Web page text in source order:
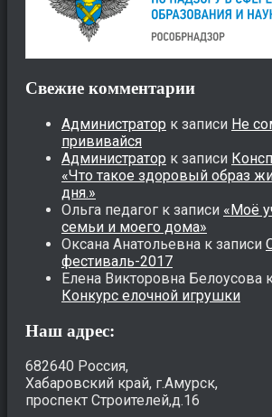
Свежие комментарии
Администратор к записи Не
прививайся
Администратор к записи
«Что такое здоровый образ
дня.»
Ольга педагог к записи «Моё
семьи и моего дома»
Оксана Анатольевна к записи
фестиваль-2017
Елена Викторовна Белоусова
Конкурс елочной игрушки
Наш адрес:
682640 Россия,
Хабаровский край, г.Амурск,
проспект Строителей,д.16